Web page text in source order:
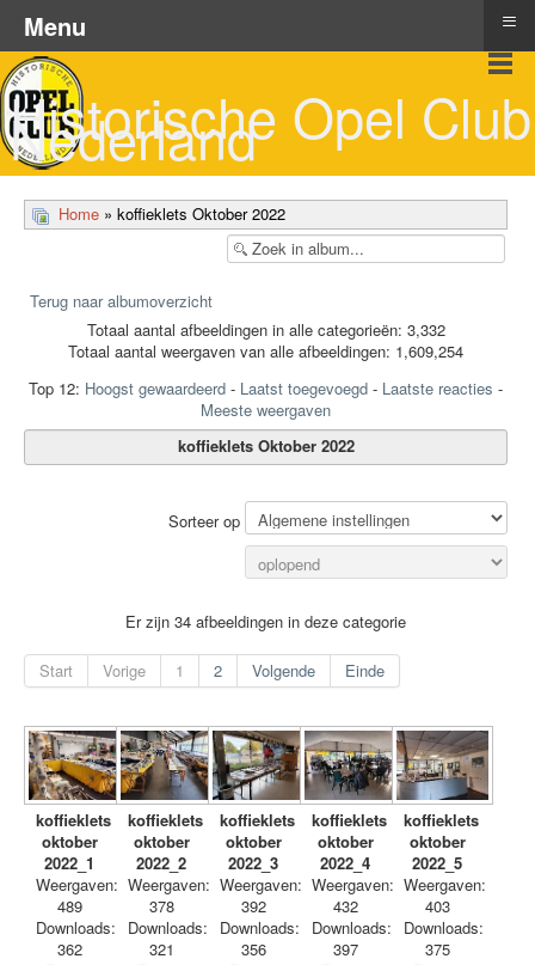
Historische Opel Club
Nederland
Home » koffieklets Oktober 2022
Terug naar albumoverzicht
Totaal aantal afbeeldingen in alle categorieën: 3,332
Totaal aantal weergaven van alle afbeeldingen: 1,609,254
Top 12: Hoogst gewaardeerd - Laatst toegevoegd - Laatste reacties -
Meeste weergaven
koffieklets Oktober 2022
Sorteer op
Er zijn 34 afbeeldingen in deze categorie
Start Vorige 1 2 Volgende Einde
koffieklets
oktober
2022_1
Weergaven:
489
Downloads:
362
koffieklets
oktober
2022_2
Weergaven:
378
Downloads:
321
koffieklets
oktober
2022_3
Weergaven:
392
Downloads:
356
koffieklets
oktober
2022_4
Weergaven:
432
Downloads:
397
koffieklets
oktober
2022_5
Weergaven:
403
Downloads:
375
Menu ≡